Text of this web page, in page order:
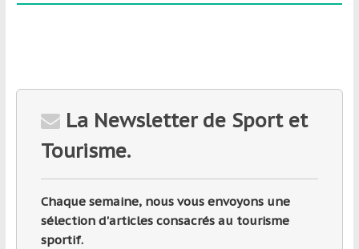
La Newsletter de Sport et
Tourisme.
Chaque semaine, nous vous envoyons une
sélection d'articles consacrés au tourisme
sportif.